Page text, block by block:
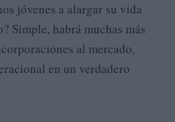
jóvenes a alargar su vida
Simple, habrá muchas más
al mercado,
en un verdadero